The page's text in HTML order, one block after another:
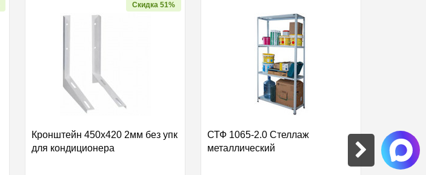
Скидка 51%
Кронштейн 450х420 2мм без упк
для кондиционера
СТФ 1065-2.0 Стеллаж
металлический
Труба
PRO